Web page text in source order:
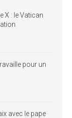
X : le Vatican
pour un
avec le pape